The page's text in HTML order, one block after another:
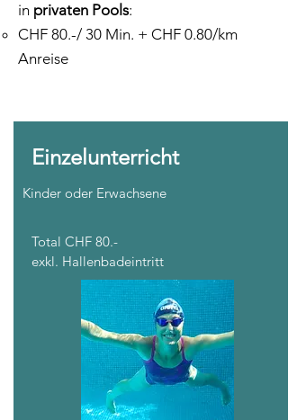
in privaten Pools:
CHF 80.-/ 30 Min. + CHF 0.80/km
Anreise
Einzelunterricht
Kinder oder Erwachsene
Total CHF 80.-
exkl. Hallenbadeintritt